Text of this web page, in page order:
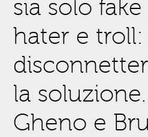
sia solo
hater e troll:
la
Gheno e